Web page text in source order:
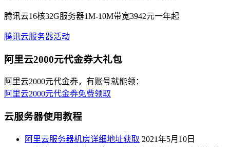
腾讯云16核32G服务器1M-10M带宽3942元一年起
腾讯云服务器活动
阿里云2000元代金券大礼包
阿里云2000元代金券，有账号就能领：
阿里云2000元代金券免费领取
云服务器使用教程
阿里云服务器机房详细地址获取 2021年5月10日